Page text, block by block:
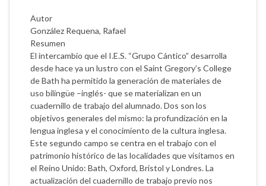
Autor
González Requena, Rafael
Resumen
El intercambio que el I.E.S. “Grupo Cántico” desarrolla
desde hace ya un lustro con el Saint Gregory’s College
de Bath ha permitido la generación de materiales de
uso bilingüe –inglés- que se materializan en un
cuadernillo de trabajo del alumnado. Dos son los
objetivos generales del mismo: la profundización en la
lengua inglesa y el conocimiento de la cultura inglesa.
Este segundo campo se centra en el trabajo con el
patrimonio histórico de las localidades que visitamos en
el Reino Unido: Bath, Oxford, Bristol y Londres. La
actualización del cuadernillo de trabajo previo nos